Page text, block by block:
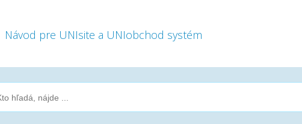
Návod pre UNIsite a UNIobchod systém